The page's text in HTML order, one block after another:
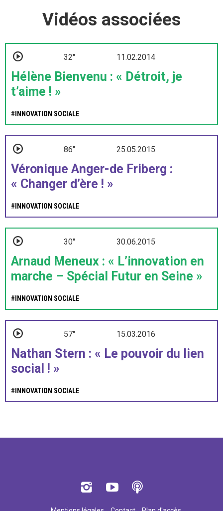
Vidéos associées
32" 11.02.2014
Hélène Bienvenu : « Détroit, je
t’aime ! »
# INNOVATION SOCIALE
86" 25.05.2015
Véronique Anger-de Friberg :
« Changer d’ère ! »
# INNOVATION SOCIALE
30" 30.06.2015
Arnaud Meneux : « L’innovation en
marche – Spécial Futur en Seine »
# INNOVATION SOCIALE
57" 15.03.2016
Nathan Stern : « Le pouvoir du lien
social ! »
# INNOVATION SOCIALE